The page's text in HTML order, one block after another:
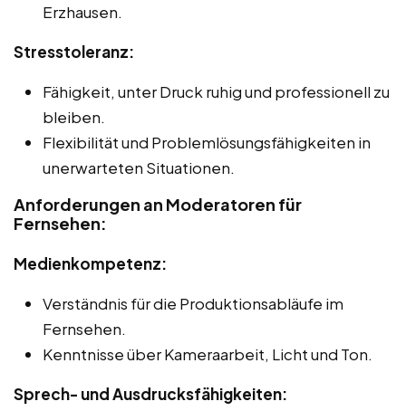
Erzhausen.
Stresstoleranz:
Fähigkeit, unter Druck ruhig und professionell zu
bleiben.
Flexibilität und Problemlösungsfähigkeiten in
unerwarteten Situationen.
Anforderungen an Moderatoren für
Fernsehen:
Medienkompetenz:
Verständnis für die Produktionsabläufe im
Fernsehen.
Kenntnisse über Kameraarbeit, Licht und Ton.
Sprech- und Ausdrucksfähigkeiten: